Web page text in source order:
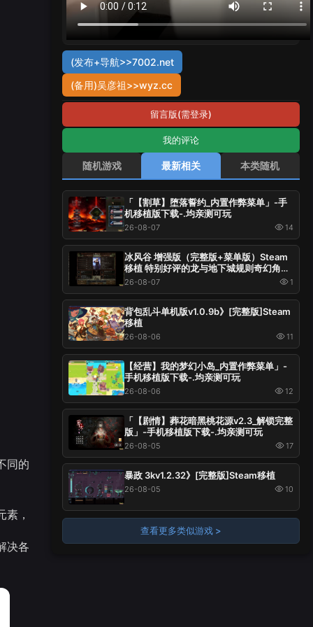
同的
，
决各
(发布+导航>>7002.net
(备用)吴彦祖>>wyz.cc
留言版(需登录)
我的评论
随机游戏 最新相关 本类随机
「【割草】堕落誓约_内置作弊菜单」-手
机移植版下载-.均亲测可玩
26-08-07 14
冰风谷 增强版（完整版+菜单版）Steam
移植 特别好评的龙与地下城规则奇幻角色
扮演游戏！
26-08-07 1
背包乱斗单机版v1.0.9b》[完整版]Steam
移植
26-08-06 11
【经营】我的梦幻小岛_内置作弊菜单」-
手机移植版下载-.均亲测可玩
26-08-06 12
「【剧情】葬花暗黑桃花源v2.3_解锁完整
版」-手机移植版下载-.均亲测可玩
26-08-05 17
暴政 3kv1.2.32》[完整版]Steam移植
26-08-05 10
查看更多类似游戏 >